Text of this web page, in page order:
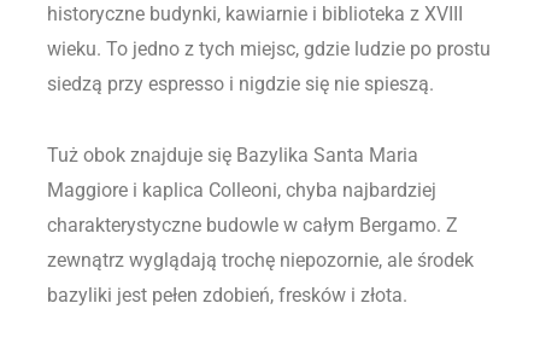
historyczne budynki, kawiarnie i biblioteka z XVIII
wieku. To jedno z tych miejsc, gdzie ludzie po prostu
siedzą przy espresso i nigdzie się nie spieszą.
Tuż obok znajduje się Bazylika Santa Maria
Maggiore i kaplica Colleoni, chyba najbardziej
charakterystyczne budowle w całym Bergamo. Z
zewnątrz wyglądają trochę niepozornie, ale środek
bazyliki jest pełen zdobień, fresków i złota.